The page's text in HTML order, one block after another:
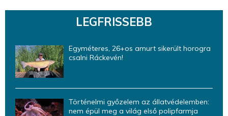
LEGFRISSEBB
Egyméteres, 26+os amurt sikerült horogra
csalni Ráckevén!
Történelmi győzelem az állatvédelemben:
nem épül meg a világ első polipfarmja